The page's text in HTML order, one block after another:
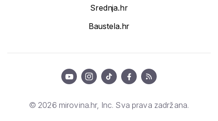
Srednja.hr
Baustela.hr
© 2026 mirovina.hr, Inc. Sva prava zadržana.